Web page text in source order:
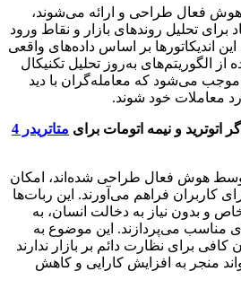
هوش فعال طراحی و ارائه می‌شوند،
برای تحلیل روندهای بازار و نقاط ورود
اندیکاتورها بر اساس داده‌های واقعی
از الگوریتم‌های به‌روز تحلیل تکنیکال
موجب می‌شود که معامله‌گران با دید
معاملات خود شوند.
اتوترید و نیمه اتومات برای
متاتریدر 4
هوش فعال طراحی شده‌اند، امکان
کاربران فراهم می‌آورند. این ربات‌ها
خاص و بدون نیاز به دخالت انسان، به
مناسب می‌پردازند. این موضوع به
کافی برای نظارت دائم بر بازار ندارند
منجر به افزایش کارایی و کاهش